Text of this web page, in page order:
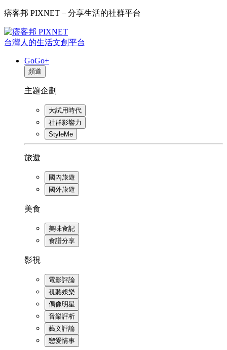
痞客邦 PIXNET – 分享生活的社群平台
台灣人的生活文創平台
GoGo+
頻道
主題企劃
大試用時代
社群影響力
StyleMe
旅遊
國內旅遊
國外旅遊
美食
美味食記
食譜分享
影視
電影評論
視聽娛樂
偶像明星
音樂評析
藝文評論
戀愛情事